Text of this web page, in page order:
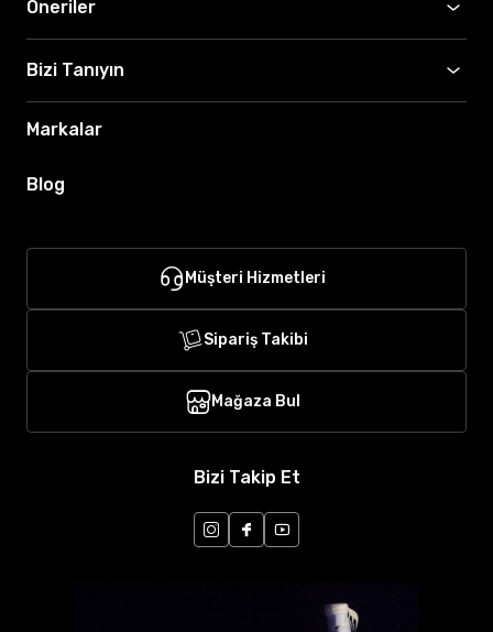
Öneriler
Bizi Tanıyın
Markalar
Blog
Müşteri Hizmetleri
Sipariş Takibi
Mağaza Bul
Bizi Takip Et